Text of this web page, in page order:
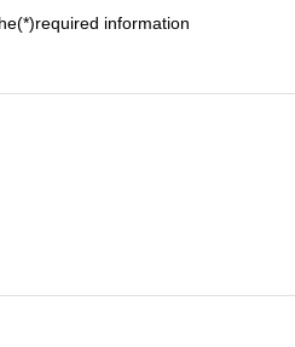
information